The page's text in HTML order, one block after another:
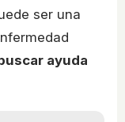
ser una
ayuda